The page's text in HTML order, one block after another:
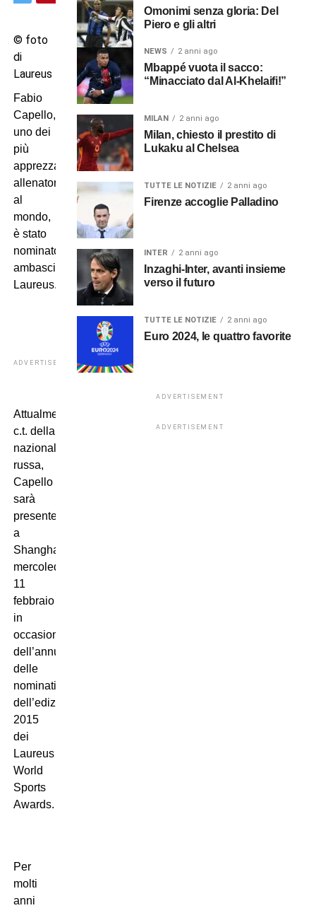
© foto
di
Laureus
Fabio
Capello,
uno dei
più
apprezzati
allenatori
al
mondo,
è stato
nominato
ambasciatore
Laureus.
ADVERTISEMENT
Attualmente
c.t. della
nazionale
russa,
Capello
sarà
presente
a
Shanghai
mercoledì
11
febbraio
in
occasione
dell’annuncio
delle
nomination
dell’edizione
2015
dei
Laureus
World
Sports
Awards.
Per
molti
anni
Omonimi senza gloria: Del
Piero e gli altri
NEWS 2 anni ago
Mbappé vuota il sacco:
“Minacciato dal Al-Khelaifi!”
MILAN 2 anni ago
Milan, chiesto il prestito di
Lukaku al Chelsea
TUTTE LE NOTIZIE 2 anni ago
Firenze accoglie Palladino
INTER 2 anni ago
Inzaghi-Inter, avanti insieme
verso il futuro
TUTTE LE NOTIZIE 2 anni ago
Euro 2024, le quattro favorite
ADVERTISEMENT
ADVERTISEMENT